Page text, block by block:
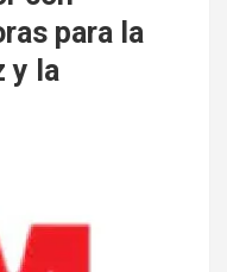
para la
y la